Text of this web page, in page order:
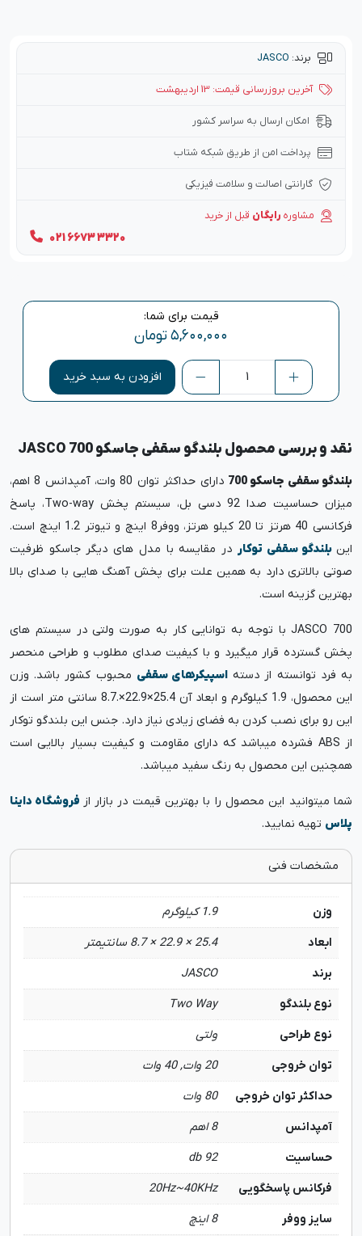
برند: JASCO
آخرین بروزرسانی قیمت: 13 اردیبهشت
امکان ارسال به سراسر کشور
پرداخت امن از طریق شبکه شتاب
گارانتی اصالت و سلامت فیزیکی
مشاوره رایگان قبل از خرید
021 6673 3320
قیمت برای شما:
۵,۶۰۰,۰۰۰تومان
افزودن به سبد خرید
نقد و بررسی محصول بلندگو سقفی جاسکو JASCO 700
بلندگو سقفی جاسکو 700
دارای حداکثر توان 80 وات، آمپدانس 8 اهم،
میزان حساسیت صدا 92 دسی بل، سیستم پخش Two-way، پاسخ
فرکانسی 40 هرتز تا 20 کیلو هرتز، ووفر8 اینچ و تیوتر 1.2 اینچ است.
اینبلندگو سقفی توکار در مقایسه با مدل های دیگر جاسکو ظرفیت
صوتی بالاتری دارد به همین علت برای پخش آهنگ هایی با صدای بالا
بهترین گزینه است.
JASCO 700 با توجه به توانایی کار به صورت ولتی در سیستم های
پخش گسترده قرار میگیرد و با کیفیت صدای مطلوب و طراحی منحصر
به فرد توانسته از دسته اسپیکرهای سقفی محبوب کشور باشد. وزن
این محصول، 1.9 کیلوگرم و ابعاد آن 25.4×22.9×.8.7 سانتی متر است از
این رو برای نصب کردن به فضای زیادی نیاز دارد. جنس این بلندگو توکار
از ABS فشرده میباشد که دارای مقاومت و کیفیت بسیار بالایی است
همچنین این محصول به رنگ سفید میباشد.
شما میتوانید این محصول را با بهترین قیمت در بازار از فروشگاه داینا
پلاس تهیه نمایید.
مشخصات فنی
وزن
1.9 کیلوگرم
ابعاد
25.4 × 22.9 × 8.7 سانتیمتر
برند
JASCO
نوع بلندگو
Two Way
نوع طراحی
ولتی
توان خروجی
20 وات, 40 وات
حداکثر توان خروجی
80 وات
آمپدانس
8 اهم
حساسیت
92 db
فرکانس پاسخگویی
20Hz~40KHz
سایز ووفر
8 اینچ